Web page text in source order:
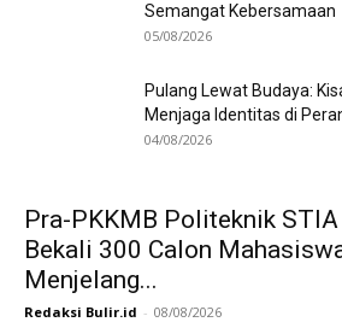
Semangat Kebersamaan
05/08/2026
Pulang Lewat Budaya:
Menjaga Identitas di
04/08/2026
Pra-PKKMB Politeknik
Bekali 300 Calon
Menjelang...
Redaksi Bulir.id - 08/08/2026